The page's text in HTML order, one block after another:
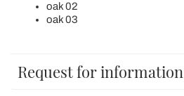
oak 02
oak 03
Request for information